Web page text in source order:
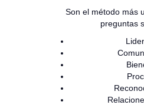
Son el método más
preguntas